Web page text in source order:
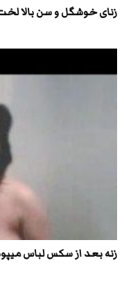
زنای خوشگل و سن بالا
زنه بعد از سکس لباس